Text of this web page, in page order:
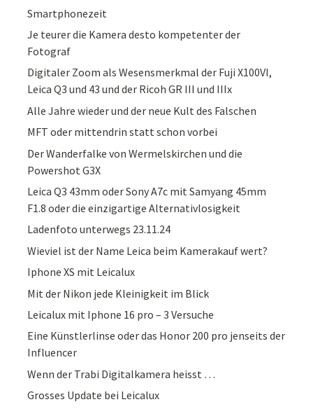
Smartphonezeit
Je teurer die Kamera desto kompetenter der
Fotograf
Digitaler Zoom als Wesensmerkmal der Fuji X100VI,
Leica Q3 und 43 und der Ricoh GR III und IIIx
Alle Jahre wieder und der neue Kult des Falschen
MFT oder mittendrin statt schon vorbei
Der Wanderfalke von Wermelskirchen und die
Powershot G3X
Leica Q3 43mm oder Sony A7c mit Samyang 45mm
F1.8 oder die einzigartige Alternativlosigkeit
Ladenfoto unterwegs 23.11.24
Wieviel ist der Name Leica beim Kamerakauf wert?
Iphone XS mit Leicalux
Mit der Nikon jede Kleinigkeit im Blick
Leicalux mit Iphone 16 pro – 3 Versuche
Eine Künstlerlinse oder das Honor 200 pro jenseits der
Influencer
Wenn der Trabi Digitalkamera heisst …
Grosses Update bei Leicalux